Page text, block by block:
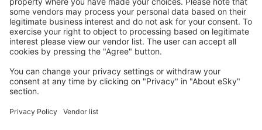
Copyright © eSky.hu Minden jog fenntartva.